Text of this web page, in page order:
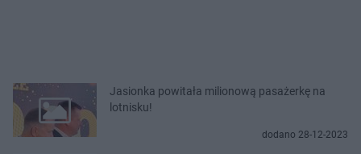
Jasionka powitała milionową pasażerkę na
lotnisku!
dodano 28-12-2023